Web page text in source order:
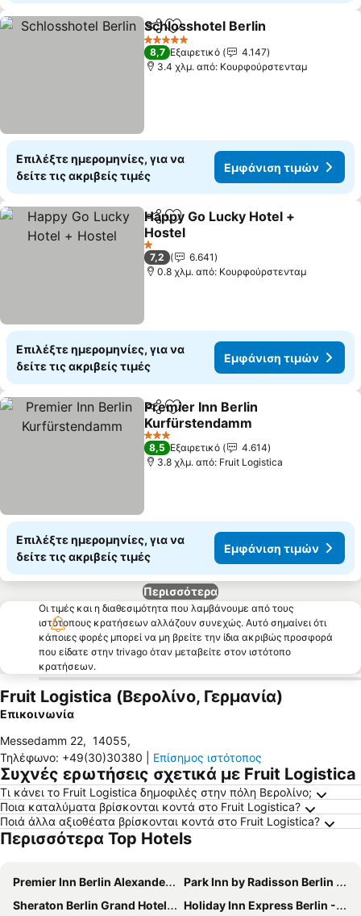
Κοινοποίηση
Προσθήκη στα αγαπημένα
Schlosshotel Berlin
5 Αστέρια
8,7 Εξαιρετικό
4.147
3.4 χλμ. από: Κουρφούρστενταμ
Επιλέξτε ημερομηνίες, για να
δείτε τις ακριβείς τιμές
Εμφάνιση τιμών
Κοινοποίηση
Προσθήκη στα αγαπημένα
Happy Go Lucky Hotel +
Hostel
1 Αστέρια
7,2
6.641
0.8 χλμ. από: Κουρφούρστενταμ
Επιλέξτε ημερομηνίες, για να
δείτε τις ακριβείς τιμές
Εμφάνιση τιμών
Κοινοποίηση
Προσθήκη στα αγαπημένα
Premier Inn Berlin
Kurfürstendamm
3 Αστέρια
8,5 Εξαιρετικό
4.614
3.8 χλμ. από: Fruit Logistica
Επιλέξτε ημερομηνίες, για να
δείτε τις ακριβείς τιμές
Εμφάνιση τιμών
Περισσότερα
Οι τιμές και η διαθεσιμότητα που λαμβάνουμε από τους
ιστότοπους κρατήσεων αλλάζουν συνεχώς. Αυτό σημαίνει ότι
κάποιες φορές μπορεί να μη βρείτε την ίδια ακριβώς προσφορά
που είδατε στην trivago όταν μεταβείτε στον ιστότοπο
κρατήσεων.
Fruit Logistica (Βερολίνο, Γερμανία)
Επικοινωνία
Messedamm 22, 14055,
Τηλέφωνο: +49(30)30380 Επίσημος ιστότοπος
Συχνές ερωτήσεις σχετικά με Fruit Logistica
Τι κάνει το Fruit Logistica δημοφιλές στην πόλη Βερολίνο;
Ποια καταλύματα βρίσκονται κοντά στο Fruit Logistica?
Ποιά άλλα αξιοθέατα βρίσκονται κοντά στο Fruit Logistica?
Περισσότερα Top Hotels
Premier Inn Berlin Alexanderplatz hotel
Park Inn by Radisson Berlin Alexanderplatz
Sheraton Berlin Grand Hotel Esplanade
Holiday Inn Express Berlin - Alexanderplatz By Ihg